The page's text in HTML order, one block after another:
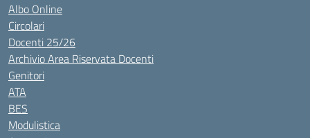
Albo Online
Circolari
Docenti 25/26
Archivio Area Riservata Docenti
Genitori
ATA
BES
Modulistica